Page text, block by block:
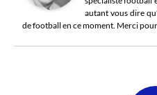
autant vous dire
de football en ce moment. Merci